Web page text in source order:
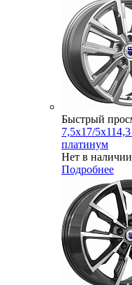
Быстрый
7,5x17/
платинум
Нет в наличии
Подробнее